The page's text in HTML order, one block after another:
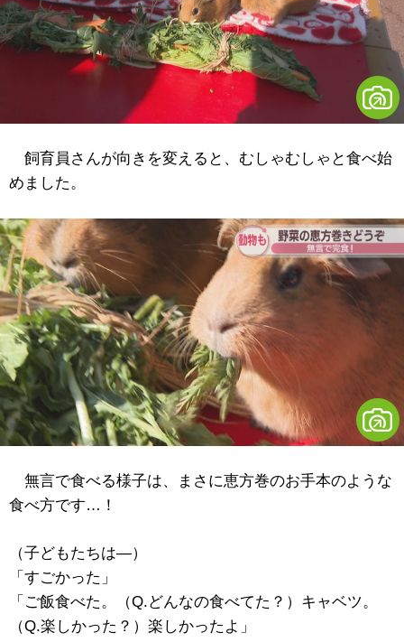
飼育員さんが向きを変えると、むしゃむしゃと食べ始
めました。
無言で食べる様子は、まさに恵方巻のお手本のような
食べ方です…！
（子どもたちは―）
「すごかった」
「ご飯食べた。（Q.どんなの食べてた？）キャベツ。
（Q.楽しかった？）楽しかったよ」